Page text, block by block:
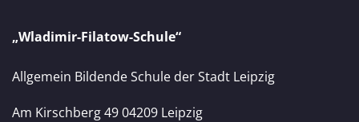
„Wladimir-Filatow-Schule“
Allgemein Bildende Schule der Stadt Leipzig
Am Kirschberg 49 04209 Leipzig